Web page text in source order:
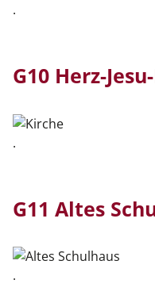
.
G10 Herz-
.
G11 Altes
.